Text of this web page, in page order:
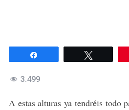
3.499
A estas alturas ya tendréis todo